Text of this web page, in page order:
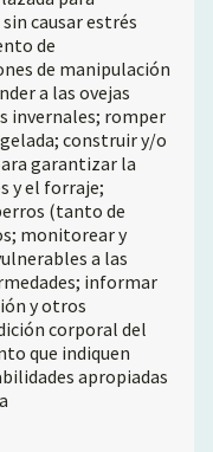
causar estrés
de
de manipulación
a las ovejas
invernales; romper
construir y/o
garantizar la
y el forraje;
(tanto de
monitorear y
a las
informar
y otros
corporal del
que indiquen
apropiadas